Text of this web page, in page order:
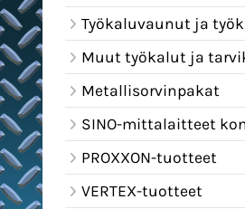
Työkaluvaunut ja
Muut työkalut ja
Metallisorvinpakat
SINO-mittalaitteet
PROXXON-tuotteet
VERTEX-tuotteet